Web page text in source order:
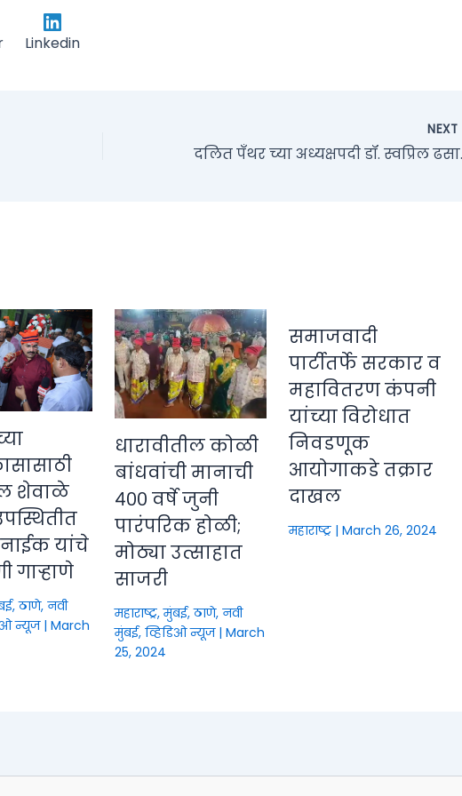
Linkedin
NEXT
दलित
शेवाळे
यांचे
गाऱ्हाणे
ठाणे, नवी
न्यूज|March
धारावीतील कोळी
बांधवांची मानाची
४०० वर्षे जुनी
पारंपरिक होळी;
मोठ्या उत्साहात
साजरी
महाराष्ट्र,मुंबई, ठाणे, नवी
मुंबई, व्हिडिओ न्यूज| March
25, 2024
समाजवादी
पार्टीतर्फे सरकार व
महावितरण कंपनी
यांच्या विरोधात
निवडणूक
आयोगाकडे तक्रार
दाखल
महाराष्ट्र| March 26, 2024